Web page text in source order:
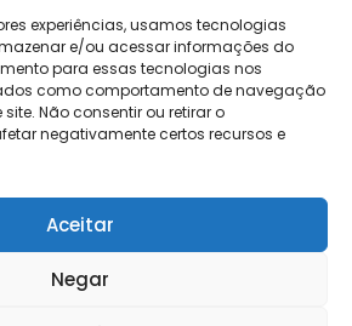
experiências, usamos tecnologias
e/ou acessar informações do
para essas tecnologias nos
como comportamento de navegação
site. Não consentir ou retirar o
negativamente certos recursos e
Aceitar
Negar
de
Login
Eventos
Contábeis
Holos
NG Essence
Soluções
DP e RH
NG Folha
eKeep
FisCo